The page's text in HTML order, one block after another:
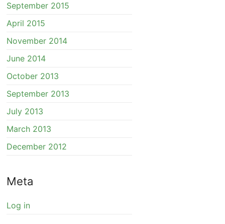
September 2015
April 2015
November 2014
June 2014
October 2013
September 2013
July 2013
March 2013
December 2012
Meta
Log in